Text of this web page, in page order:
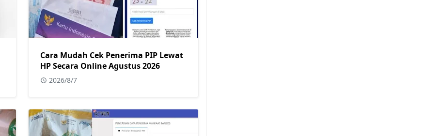
Cara Mudah Cek Penerima PIP Lewat
HP Secara Online Agustus 2026
2026/8/7